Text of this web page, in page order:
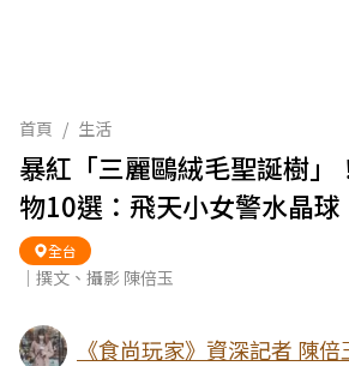
首頁 / 生活
暴紅「三麗鷗絨毛聖誕樹」
物10選：飛天小女警水晶
全台
｜撰文、攝影 陳倍玉
《食尚玩家》資深記者 陳倍